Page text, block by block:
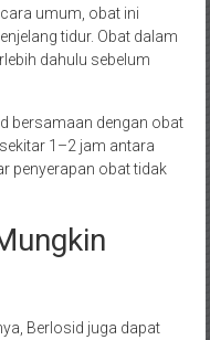
umum, obat ini
tidur. Obat dalam
dahulu sebelum
bersamaan dengan obat
1–2 jam antara
penyerapan obat tidak
Berlosid juga dapat